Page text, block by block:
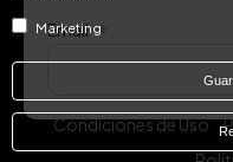
Marketing ©
Tel: +34 871
Condiciones de Uso
Email